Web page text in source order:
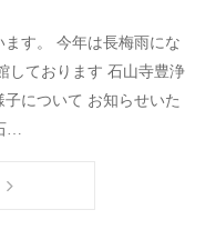
す。 今年は長梅雨にな
しております 石山寺豊浄
について お知らせいた
…